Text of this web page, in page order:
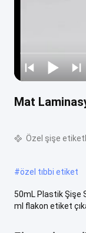
Mat
Özel şişe
#özel tıbbi etiket
50mL Plastik Şişe
ml flakon etiket